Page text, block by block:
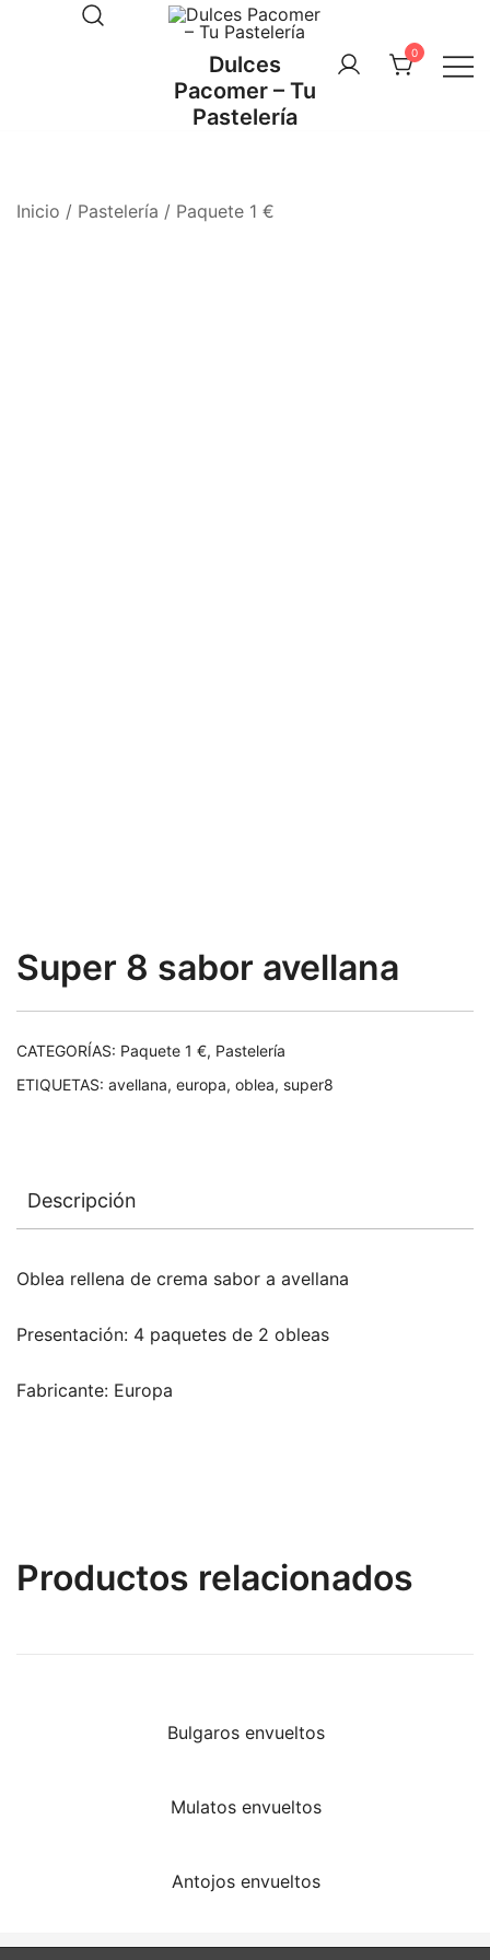
Dulces
Pacomer – Tu
Pastelería
0
Inicio / Pastelería / Paquete 1 €
Super 8 sabor avellana
CATEGORÍAS: Paquete 1 €, Pastelería
ETIQUETAS: avellana, europa, oblea, super8
Descripción
Oblea rellena de crema sabor a avellana
Presentación: 4 paquetes de 2 obleas
Fabricante: Europa
Productos relacionados
Bulgaros envueltos
Mulatos envueltos
Antojos envueltos